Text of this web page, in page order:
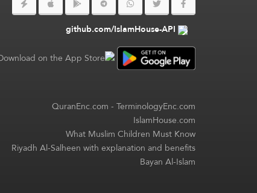
github.com/IslamHouse-API
QuranEnc.com-TerminologyEnc.com
IslamHouse.com
What Muslim Children Must Know
Riyadh Al-Salheen with explanation and benefits
Bayan Al-Islam